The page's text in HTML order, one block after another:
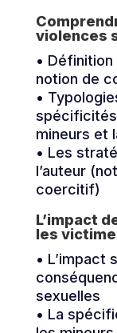
violences
•
notion de
•
mineurs et
• Les
l’auteur
coercitif)
L’impact
les
• L’impact
sexuelles
• La